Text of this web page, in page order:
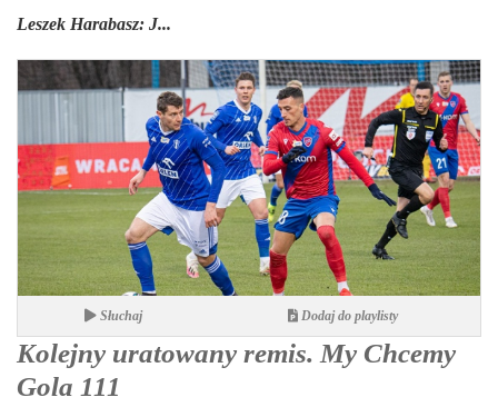
Leszek Harabasz: J...
Słuchaj Dodaj do playlisty
Kolejny uratowany remis. My Chcemy
Gola 111